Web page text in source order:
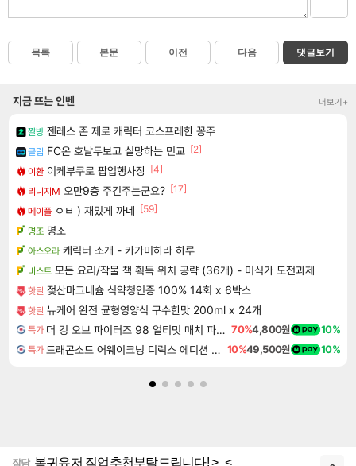
목록 본문 이전 다음 댓글보기
지금 뜨는 인벤 더보기+
짤방 젠레스 존 제로 캐릭터 코스프레한 꽁주
클립 FC온 호날두보고 실망하는 민교 [2]
이환 이케부쿠로 팝업행사장 [4]
리니지M 오만9층 주긴주는군요? [17]
메이플 ㅇㅂ ) 재밌게 까네 [59]
명조 명조
아스오라 캐릭터 소개 - 카가미하라 하루
비스트 모든 요리/작물 책 획득 위치 공략 (36개) - 미식가 도전과제
핫딜 젖산마그네슘 식약청인증 100% 14회 x 6박스
핫딜 뉴케어 완전 균형영양식 구수한맛 200ml x 24개
특가 더 킹 오브 파이터즈 98 얼티밋 매치 파이널 에디션 THE KING OF FIGHTERS 98 ULTIMATE MATCH FINAL EDITION 70%4,800원 10%
특가 드래곤소드 어웨이크닝 디럭스 에디션 DragonSword Awakening Deluxe Edition 10%49,500원 10%
잡담 복귀유저 직업추천부탁드립니다! >_<